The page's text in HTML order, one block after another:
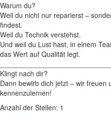
Warum du?
Weil du nicht nur reparierst –
findest.
Weil du Technik verstehst.
Und weil du Lust hast, in einem
das Wert auf Qualität legt.
Klingt nach dir?
Dann bewirb dich jetzt – wir freuen
kennenzulernen!
Anzahl der Stellen: 1